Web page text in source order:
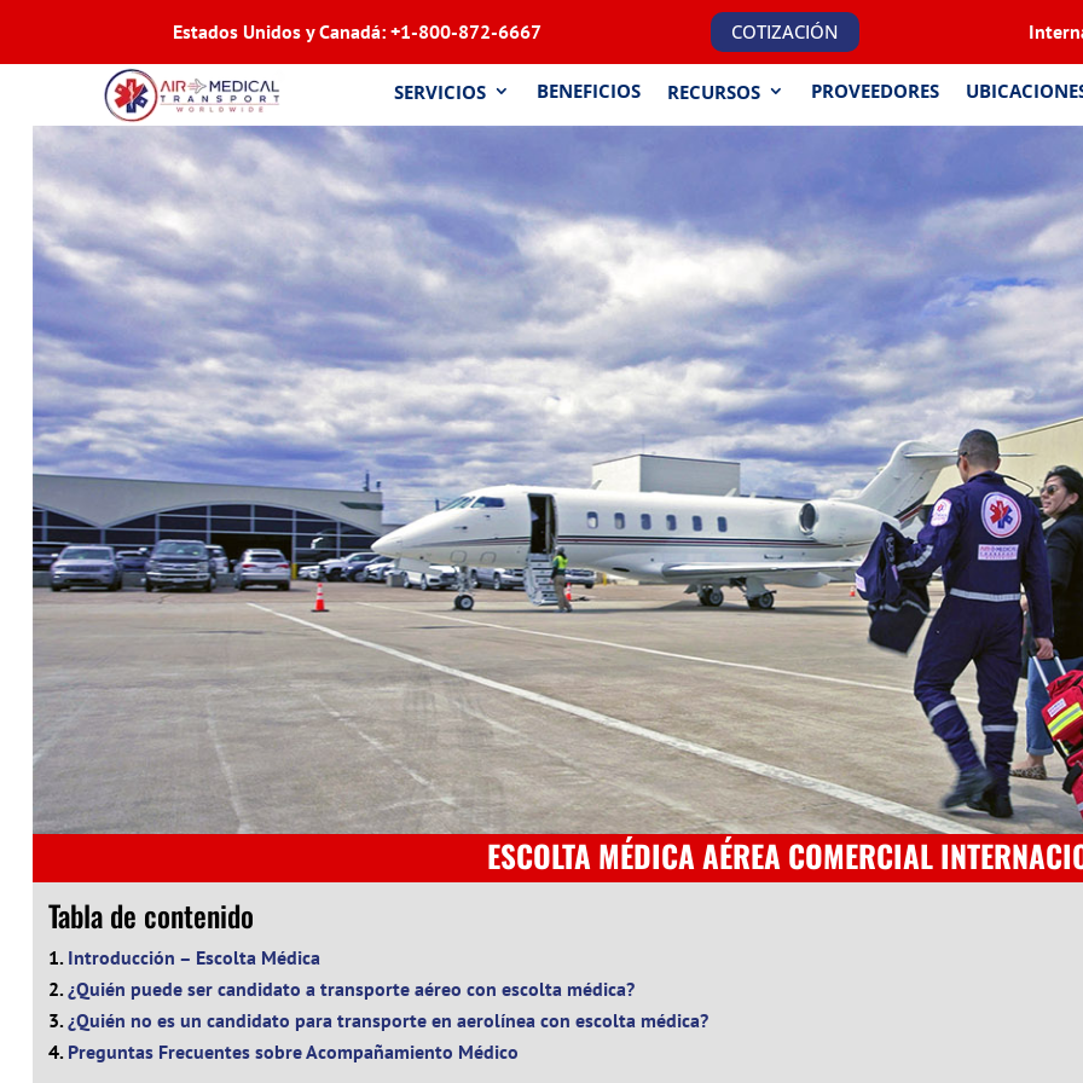
Estados Unidos y Canadá: +1-800-872-6667 COTIZACIÓN
SERVICIOS BENEFICIOS RECURSOS PROVEEDORES
ESCOLTA MÉDICA AÉREA COMERCIAL
Tabla de contenido
Introducción – Escolta Médica
¿Quién puede ser candidato a transporte aéreo con escolta médica?
¿Quién no es un candidato para transporte en aerolínea con escolta médica?
Preguntas Frecuentes sobre Acompañamiento Médico